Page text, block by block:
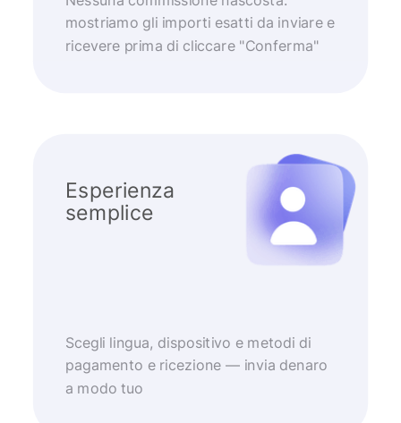
mostriamo gli importi esatti da inviare e
ricevere prima di cliccare "Conferma"
Esperienza
semplice
Scegli lingua, dispositivo e metodi di
pagamento e ricezione — invia denaro
a modo tuo